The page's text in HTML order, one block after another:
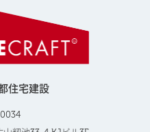
住宅建設